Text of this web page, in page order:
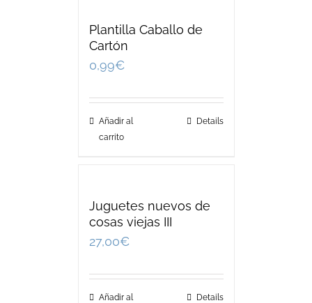
Plantilla Caballo de
Cartón
0,99€
Añadir al
carrito
Details
Juguetes nuevos de
cosas viejas III
27,00€
Añadir al
Details